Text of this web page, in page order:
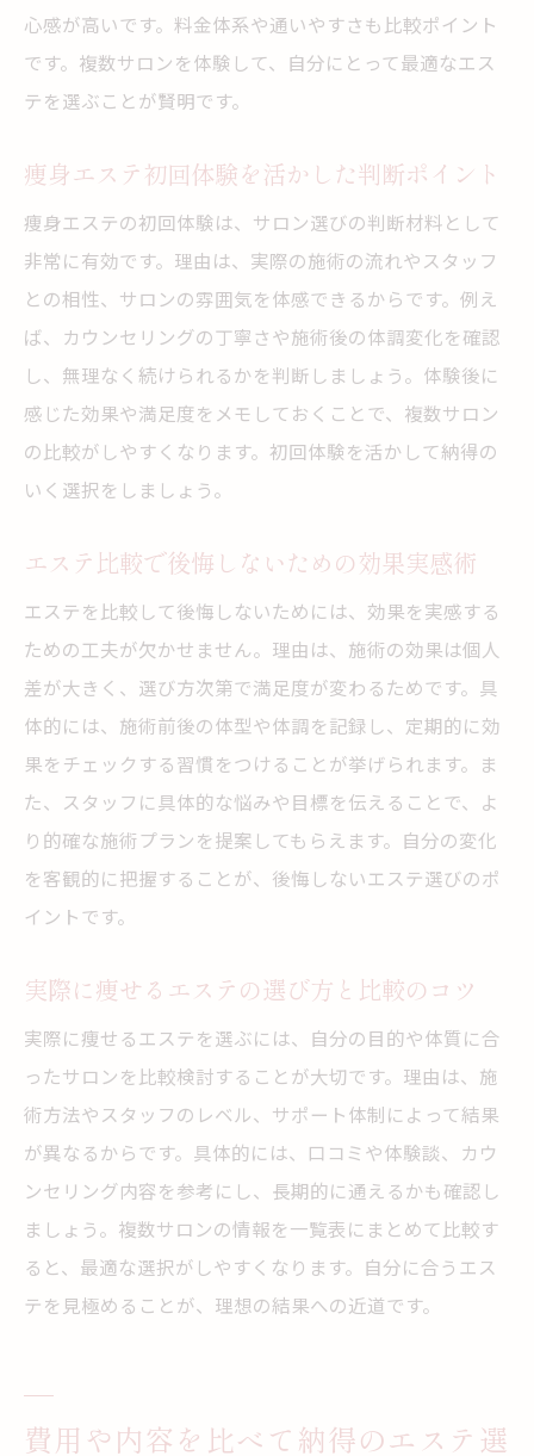
心感が高いです。料金体系や通いやすさも比較ポイント
です。複数サロンを体験して、自分にとって最適なエス
テを選ぶことが賢明です。
痩身エステ初回体験を活かした判断ポイント
痩身エステの初回体験は、サロン選びの判断材料として
非常に有効です。理由は、実際の施術の流れやスタッフ
との相性、サロンの雰囲気を体感できるからです。例え
ば、カウンセリングの丁寧さや施術後の体調変化を確認
し、無理なく続けられるかを判断しましょう。体験後に
感じた効果や満足度をメモしておくことで、複数サロン
の比較がしやすくなります。初回体験を活かして納得の
いく選択をしましょう。
エステ比較で後悔しないための効果実感術
エステを比較して後悔しないためには、効果を実感する
ための工夫が欠かせません。理由は、施術の効果は個人
差が大きく、選び方次第で満足度が変わるためです。具
体的には、施術前後の体型や体調を記録し、定期的に効
果をチェックする習慣をつけることが挙げられます。ま
た、スタッフに具体的な悩みや目標を伝えることで、よ
り的確な施術プランを提案してもらえます。自分の変化
を客観的に把握することが、後悔しないエステ選びのポ
イントです。
実際に痩せるエステの選び方と比較のコツ
実際に痩せるエステを選ぶには、自分の目的や体質に合
ったサロンを比較検討することが大切です。理由は、施
術方法やスタッフのレベル、サポート体制によって結果
が異なるからです。具体的には、口コミや体験談、カウ
ンセリング内容を参考にし、長期的に通えるかも確認し
ましょう。複数サロンの情報を一覧表にまとめて比較す
ると、最適な選択がしやすくなります。自分に合うエス
テを見極めることが、理想の結果への近道です。
費用や内容を比べて納得のエステ選